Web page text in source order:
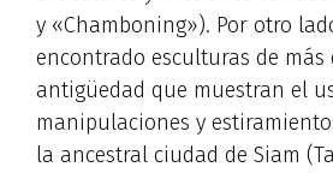
y «Chamboning»). Por otro
encontrado esculturas de más
antigüedad que muestran el
manipulaciones y
la ancestral ciudad de Siam